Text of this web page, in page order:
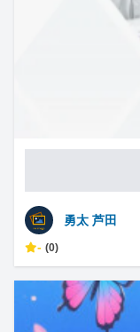
勇太 芦田
- (0)